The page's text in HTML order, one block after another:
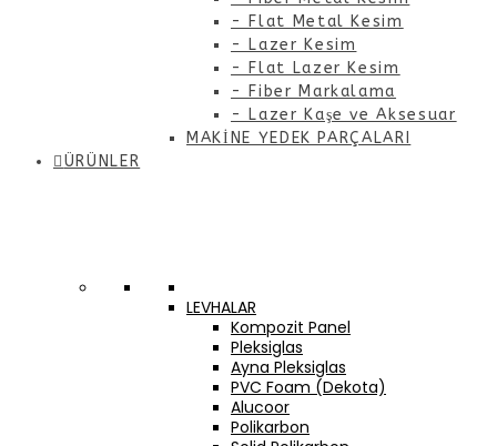
- Flat Metal Kesim
- Lazer Kesim
- Flat Lazer Kesim
- Fiber Markalama
- Lazer Kaşe ve Aksesuar
MAKİNE YEDEK PARÇALARI
ÜRÜNLER
LEVHALAR
Kompozit Panel
Pleksiglas
Ayna Pleksiglas
PVC Foam (Dekota)
Alucoor
Polikarbon